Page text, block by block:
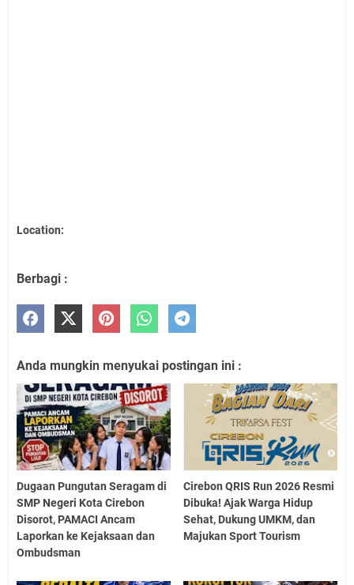
Location:
Berbagi :
Anda mungkin menyukai postingan ini :
Dugaan Pungutan Seragam di
SMP Negeri Kota Cirebon
Disorot, PAMACI Ancam
Laporkan ke Kejaksaan dan
Ombudsman
Cirebon QRIS Run 2026 Resmi
Dibuka! Ajak Warga Hidup
Sehat, Dukung UMKM, dan
Majukan Sport Tourism